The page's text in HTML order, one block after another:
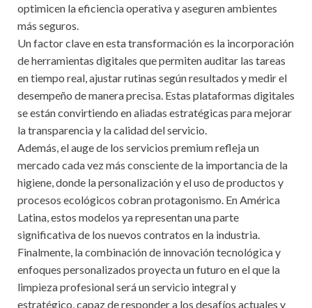
optimicen la eficiencia operativa y aseguren ambientes
más seguros.
Un factor clave en esta transformación es la incorporación
de herramientas digitales que permiten auditar las tareas
en tiempo real, ajustar rutinas según resultados y medir el
desempeño de manera precisa. Estas plataformas digitales
se están convirtiendo en aliadas estratégicas para mejorar
la transparencia y la calidad del servicio.
Además, el auge de los servicios premium refleja un
mercado cada vez más consciente de la importancia de la
higiene, donde la personalización y el uso de productos y
procesos ecológicos cobran protagonismo. En América
Latina, estos modelos ya representan una parte
significativa de los nuevos contratos en la industria.
Finalmente, la combinación de innovación tecnológica y
enfoques personalizados proyecta un futuro en el que la
limpieza profesional será un servicio integral y
estratégico, capaz de responder a los desafíos actuales y